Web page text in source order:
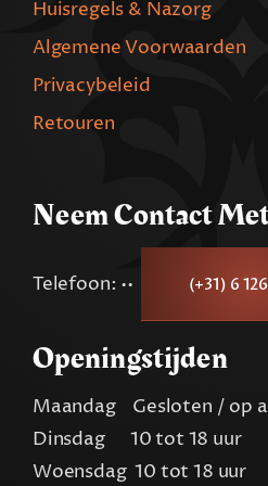
Huisregels & Nazorg
Algemene Voorwaarden
Privacybeleid
Retouren
Neem Contact
Telefoon: •• (+31) 6
Openingstijden
Maandag Gesloten / op
Dinsdag 10 tot 18 uur
Woensdag 10 tot 18 uur